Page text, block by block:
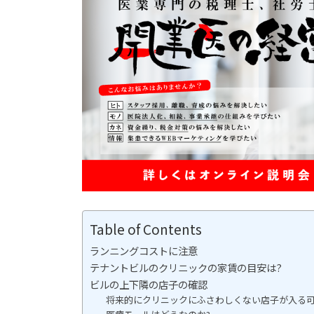
Table of Contents
ランニングコストに注意
テナントビルのクリニックの家賃の目安は?
ビルの上下隣の店子の確認
将来的にクリニックにふさわしくない店子が入る